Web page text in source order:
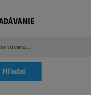
Hľadať